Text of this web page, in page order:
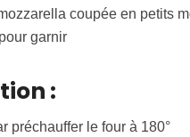
coupée en petits
garnir
:
préchauffer le four à 180°